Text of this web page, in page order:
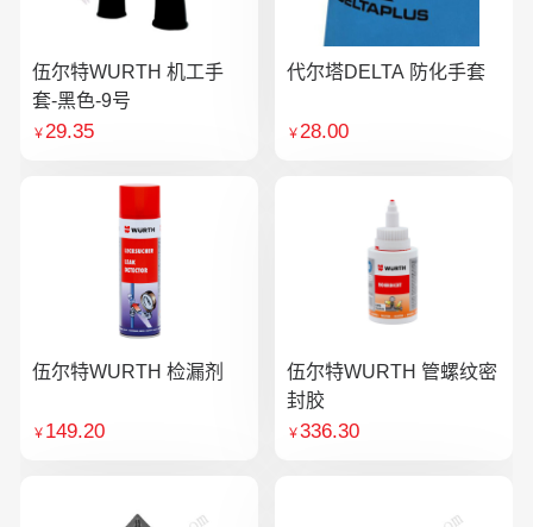
伍尔特WURTH 机工手
套-黑色-9号
￥29.35
代尔塔DELTA 防化手套
￥28.00
伍尔特WURTH 检漏剂
￥ 149.20
伍尔特WURTH 管螺纹密
封胶
￥336.30